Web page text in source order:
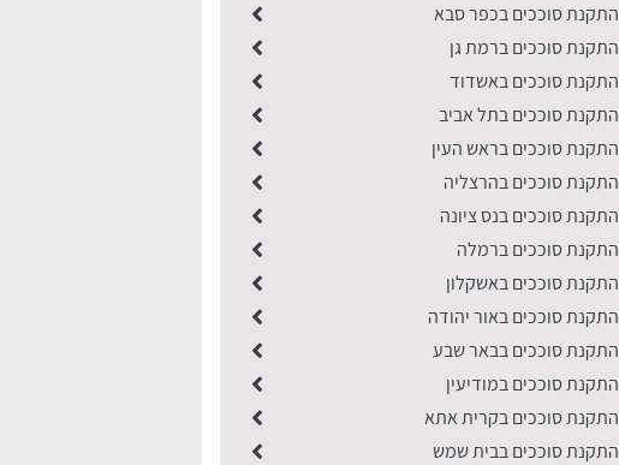
התקנת סוככים בכפר סבא
התקנת סוככים ברמת גן
התקנת סוככים באשדוד
התקנת סוככים בתל אביב
התקנת סוככים בראש העין
התקנת סוככים בהרצליה
התקנת סוככים בנס ציונה
התקנת סוככים ברמלה
התקנת סוככים באשקלון
התקנת סוככים באור יהודה
התקנת סוככים בבאר שבע
התקנת סוככים במודיעין
התקנת סוככים בקרית אתא
התקנת סוככים בבית שמש